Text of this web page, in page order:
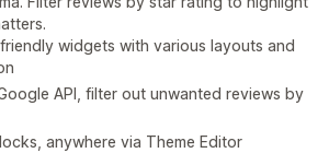
widgets with various layouts and
API, filter out unwanted reviews by
anywhere via Theme Editor